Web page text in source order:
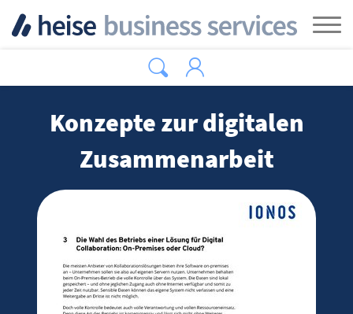
Konzepte zur digitalen
Zusammenarbeit